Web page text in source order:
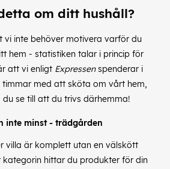
om ditt hushåll?
vi inte behöver motivera varför du
hem - statistiken talar i princip för
att vi enligt Expressenspenderar i
med att sköta om vårt hem,
se till att du trivs därhemma!
inte minst - trädgården
villa är komplett utan en välskött
hittar du produkter för din